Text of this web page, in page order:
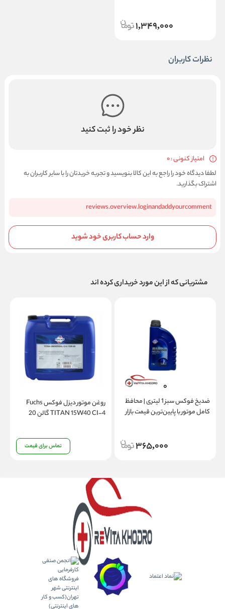
1,349,000
نظرات کاربران
نظر خود را ثبت کنید
امتیاز کنونی : 0
لطفا دیدگاه خود را راجع به این کالا بنویسید و تجربه خریدتان را با سایر کاربران به
اشتراک بگذارید.
reviews.overview.loginandaddyourcomment
وارد حساب کاربری خود شوید
مشتریانی که از این مورد خریداری کرده اند
ضدیخ فوکس سبز 1 لیتری | محافظ
کامل موتور با پایین‌ترین قیمت بازار
365,000
روغن موتور دیزل فوکس Fuchs
TITAN 15W40 CI-4 گالن 20
تماس برای قیمت